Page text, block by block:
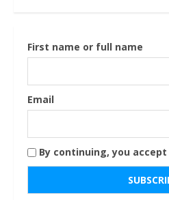
First name or full name
Email
By continuing, you